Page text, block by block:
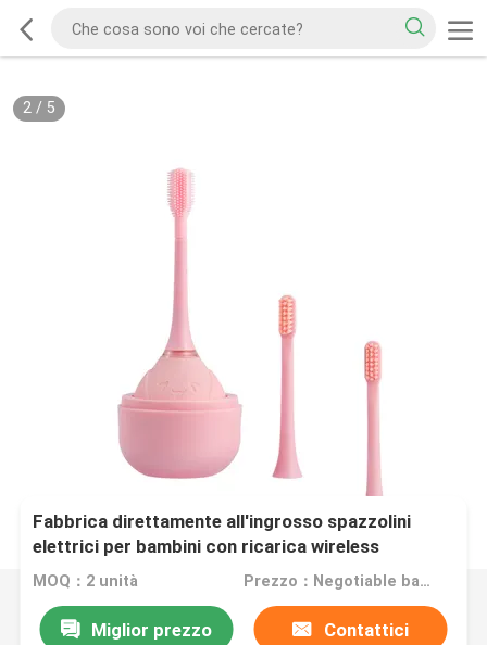
2/ 5
Fabbrica direttamente all'ingrosso spazzolini
elettrici per bambini con ricarica wireless
MOQ：2 unità Prezzo：Negotiable based on order lot quantity
Miglior prezzo Contattici